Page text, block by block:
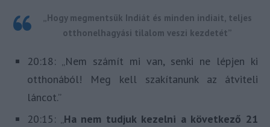
„Hogy megmentsük Indiát és minden indiait, teljes
otthonelhagyási tilalom veszi kezdetét”
20:18: „Nem számít mi van, senki ne lépjen ki
otthonából! Meg kell szakítanunk az átviteli
láncot.”
20:15: „Ha nem tudjuk kezelni a következő 21